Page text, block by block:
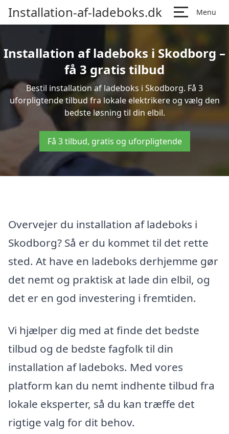
Installation-af-ladeboks.dk Menu
Installation af ladeboks i Skodborg –
få 3 gratis tilbud
Bestil installation af ladeboks i Skodborg. Få 3
uforpligtende tilbud fra lokale elektrikere og vælg den
bedste løsning til din elbil.
Få 3 tilbud, gratis og uforpligtende
Overvejer du installation af ladeboks i
Skodborg? Så er du kommet til det rette
sted. At have en ladeboks derhjemme gør
det nemt og praktisk at lade din elbil, og
det er en god investering i fremtiden.
Vi hjælper dig med at finde det bedste
tilbud og de bedste fagfolk til din
installation af ladeboks. Med vores
platform kan du nemt indhente tilbud fra
lokale eksperter, så du kan træffe det
rigtige valg for dit behov.